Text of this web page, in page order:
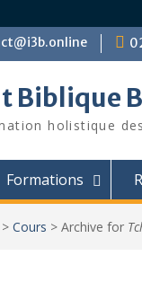
Biblique
holistique
Formations
> Cours > Archive for